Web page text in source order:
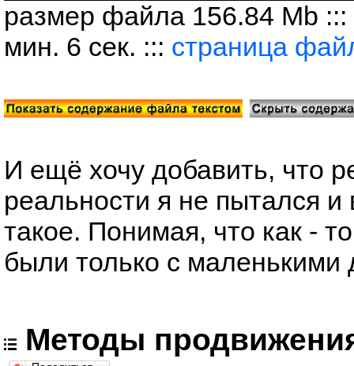
размер файла 156.84 Mb
мин. 6 сек. ::: страница
И ещё хочу добавить, что
реальности я не пытался
такое. Понимая, что как -
были только с маленькими
Методы